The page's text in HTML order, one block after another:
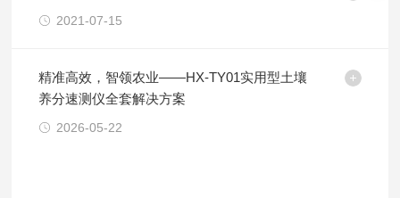
2021-07-15
精准高效，智领农业——HX-TY01实用型土壤
养分速测仪全套解决方案
2026-05-22